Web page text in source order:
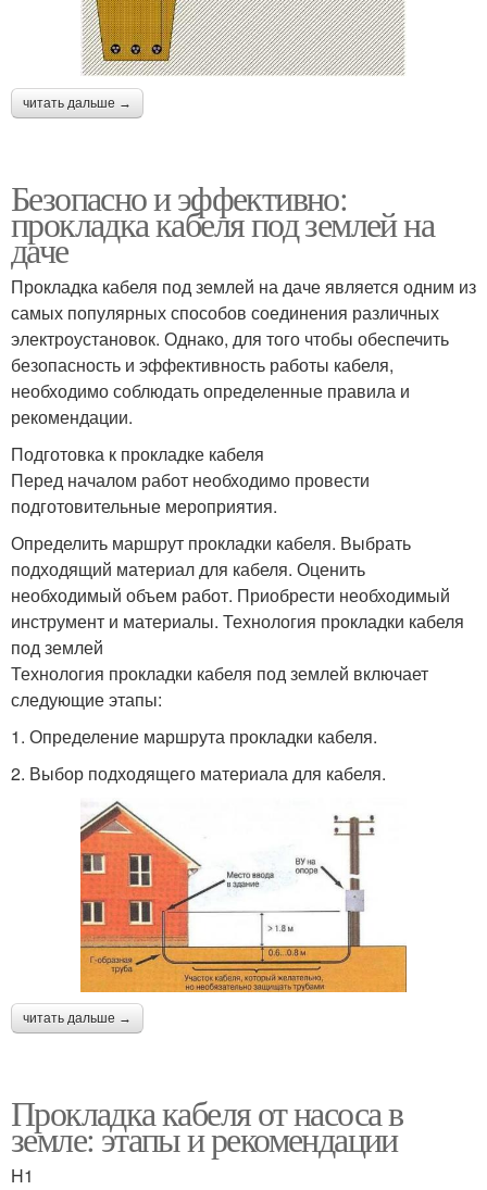
читать дальше →
Безопасно и эффективно:
прокладка кабеля под землей на
даче
Прокладка кабеля под землей на даче является одним из
самых популярных способов соединения различных
электроустановок. Однако, для того чтобы обеспечить
безопасность и эффективность работы кабеля,
необходимо соблюдать определенные правила и
рекомендации.
Подготовка к прокладке кабеля
Перед началом работ необходимо провести
подготовительные мероприятия.
Определить маршрут прокладки кабеля. Выбрать
подходящий материал для кабеля. Оценить
необходимый объем работ. Приобрести необходимый
инструмент и материалы. Технология прокладки кабеля
под землей
Технология прокладки кабеля под землей включает
следующие этапы:
1. Определение маршрута прокладки кабеля.
2. Выбор подходящего материала для кабеля.
читать дальше →
Прокладка кабеля от насоса в
земле: этапы и рекомендации
H1